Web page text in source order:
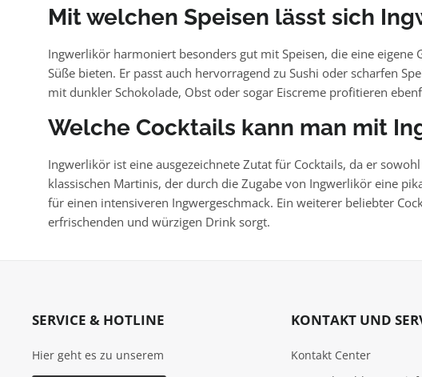
Mit welchen Speisen lässt sich
Ingwerlikör harmoniert besonders gut mit Speisen, die eine eigene
Süße bieten. Er passt auch hervorragend zu Sushi oder scharfen
mit dunkler Schokolade, Obst oder sogar Eiscreme profitieren
Welche Cocktails kann man mit
Ingwerlikör ist eine ausgezeichnete Zutat für Cocktails, da er
klassischen Martinis, der durch die Zugabe von Ingwerlikör eine
für einen intensiveren Ingwergeschmack. Ein weiterer beliebter
erfrischenden und würzigen Drink sorgt.
SERVICE & HOTLINE
Hier geht es zu unserem
KONTAKT UND
Kontakt Center